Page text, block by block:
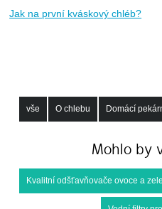
Jak na první kváskový chléb?
vše O chlebu Domácí
Mohlo by
Kvalitní odšťavňovače ovoce a